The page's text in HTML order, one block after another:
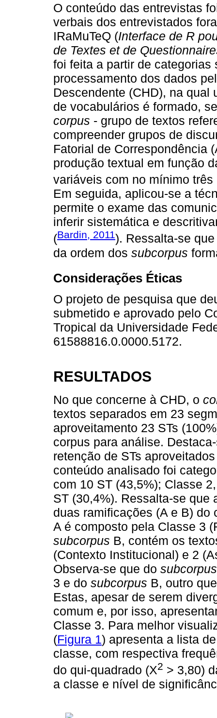
O conteúdo das entrevistas
verbais dos entrevistados
IRaMuTeQ (Interface de R
de Textes et de
foi feita a partir de
processamento dos dados
Descendente (CHD), na
de vocabulários é formado,
corpus - grupo de textos
compreender grupos de
Fatorial de Correspondência
produção textual em função
variáveis com no mínimo
Em seguida, aplicou-se a
permite o exame das
inferir sistemática e
(Bardin, 2011). Ressalta-se
da ordem dos subcorpus
Considerações Éticas
O projeto de pesquisa que
submetido e aprovado pelo
Tropical da Universidade
61588816.0.0000.5172.
RESULTADOS
No que concerne à CHD, o
textos separados em 23
aproveitamento 23 STs
corpus para análise.
retenção de STs
conteúdo analisado foi
com 10 ST (43,5%); Classe
ST (30,4%). Ressalta-se
duas ramificações (A e B)
A é composto pela Classe 3
subcorpus B, contém os
(Contexto Institucional) e 2
Observa-se que do subcorpus
3 e do subcorpus B, outro
Estas, apesar de serem
comum e, por isso,
Classe 3. Para melhor
(Figura 1) apresenta a lista
classe, com respectiva
do qui-quadrado (X2 > 3,80)
a classe e nível de